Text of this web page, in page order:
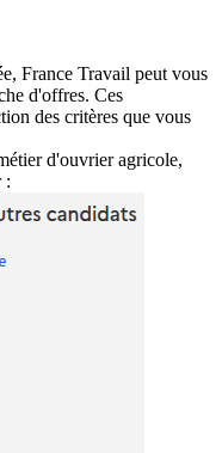
France Travail peut vous
d'offres. Ces
des critères que vous
d'ouvrier agricole,
: